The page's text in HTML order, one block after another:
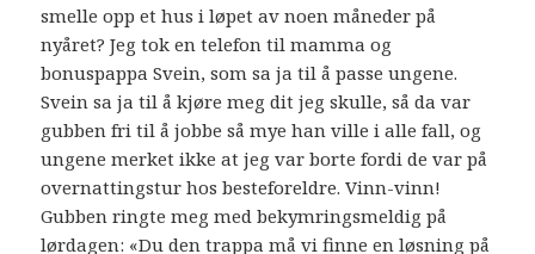
smelle opp et hus i løpet av noen måneder på
nyåret? Jeg tok en telefon til mamma og
bonuspappa Svein, som sa ja til å passe ungene.
Svein sa ja til å kjøre meg dit jeg skulle, så da var
gubben fri til å jobbe så mye han ville i alle fall, og
ungene merket ikke at jeg var borte fordi de var på
overnattingstur hos besteforeldre. Vinn-vinn!
Gubben ringte meg med bekymringsmeldig på
lørdagen: «Du den trappa må vi finne en løsning på